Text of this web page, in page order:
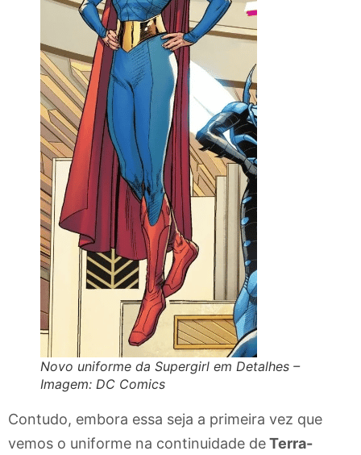
Novo uniforme da Supergirl em Detalhes –
Imagem: DC Comics
Contudo, embora essa seja a primeira vez que
vemos o uniforme na continuidade deTerra-